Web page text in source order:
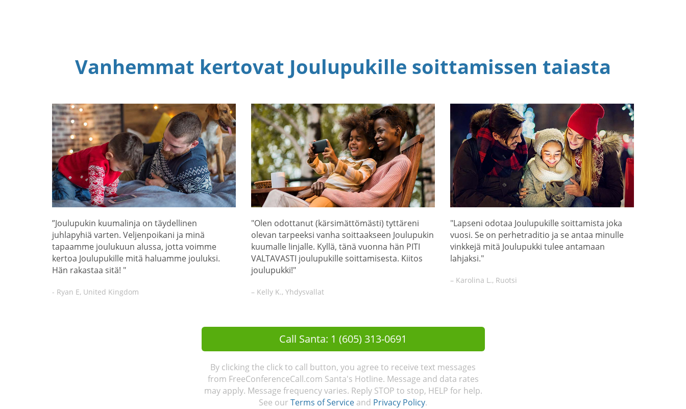
Vanhemmat kertovat Joulupukille soittamissen taiasta
”Joulupukin kuumalinja on täydellinen
juhlapyhiä varten. Veljenpoikani ja minä
tapaamme joulukuun alussa, jotta voimme
kertoa Joulupukille mitä haluamme jouluksi.
Hän rakastaa sitä! "
- Ryan E, United Kingdom
"Olen odottanut (kärsimättömästi) tyttäreni
olevan tarpeeksi vanha soittaakseen Joulupukin
kuumalle linjalle. Kyllä, tänä vuonna hän PITI
VALTAVASTI joulupukille soittamisesta. Kiitos
joulupukki!"
– Kelly K., Yhdysvallat
"Lapseni odotaa Joulupukille soittamista joka
vuosi. Se on perhetraditio ja se antaa minulle
vinkkejä mitä Joulupukki tulee antamaan
lahjaksi."
– Karolina L., Ruotsi
Call Santa: 1 (605) 313-0691
By clicking the click to call button, you agree to receive text messages
from FreeConferenceCall.com Santa's Hotline. Message and data rates
may apply. Message frequency varies. Reply STOP to stop, HELP for help.
See our Terms of Service and Privacy Policy.